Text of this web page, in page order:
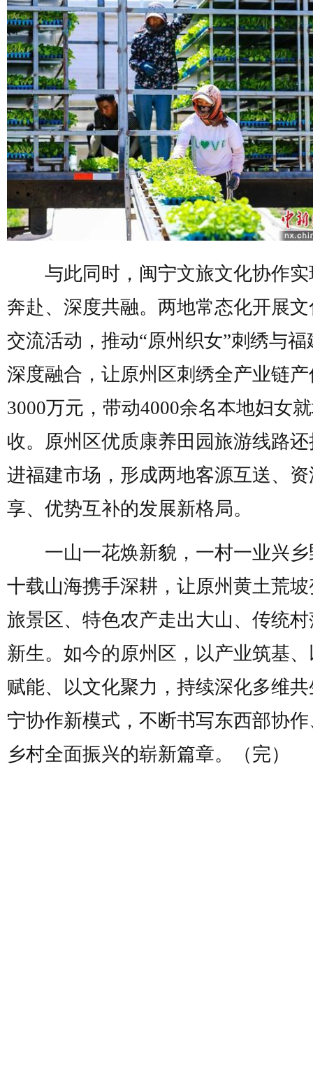
与此同时，闽宁文旅文化协作实
奔赴、深度共融。两地常态化开展
交流活动，推动“原州织女”刺绣与福
深度融合，让原州区刺绣全产业链
3000万元，带动4000余名本地妇女
收。原州区优质康养田园旅游线路
进福建市场，形成两地客源互送、
享、优势互补的发展新格局。
一山一花焕新貌，一村一业兴乡
十载山海携手深耕，让原州黄土荒
旅景区、特色农产走出大山、传统
新生。如今的原州区，以产业筑基
赋能、以文化聚力，持续深化多维
宁协作新模式，不断书写东西部协
乡村全面振兴的崭新篇章。（完）